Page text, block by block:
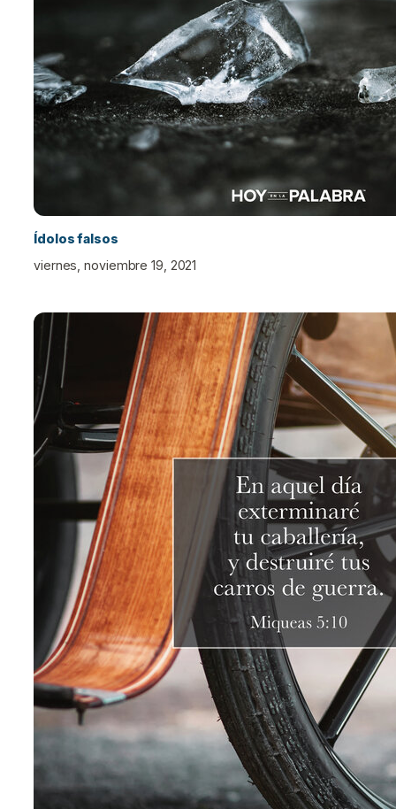
Ídolos falsos
viernes, noviembre 19, 2021